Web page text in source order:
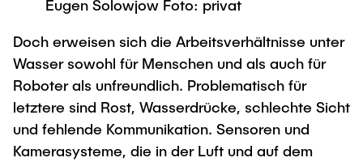
Eugen Solowjow Foto: privat
Doch erweisen sich die Arbeitsverhältnisse unter
Wasser sowohl für Menschen und als auch für
Roboter als unfreundlich. Problematisch für
letztere sind Rost, Wasserdrücke, schlechte Sicht
und fehlende Kommunikation. Sensoren und
Kamerasysteme, die in der Luft und auf dem